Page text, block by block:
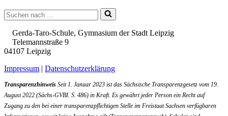
Suchen
nach …
Gerda-Taro-Schule, Gymnasium der Stadt Leipzig
Telemannstraße 9
04107 Leipzig
Impressum | Datenschutzerklärung
Transparenzhinweis Seit 1. Januar 2023 ist das Sächsische Transparenzgesetz vom 19.
August 2022 (Sächs-GVBI. S. 486) in Kraft. Es gewährt jeder Person ein Recht auf
Zugang zu den bei einer transparenzpflichtigen Stelle im Freistaat Sachsen verfügbaren